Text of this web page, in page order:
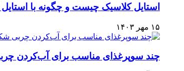
استایل کلاسیک چیست و چگونه با
۱۵ مهر ۱۴۰۳
چند سوپرغذای مناسب برای آب‌کردن